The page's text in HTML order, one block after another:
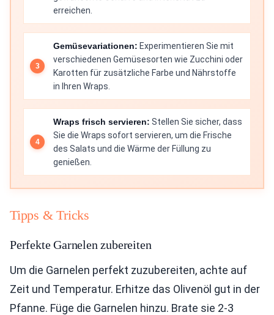
erreichen.
Gemüsevariationen: Experimentieren Sie mit
verschiedenen Gemüsesorten wie Zucchini oder
Karotten für zusätzliche Farbe und Nährstoffe
in Ihren Wraps.
Wraps frisch servieren: Stellen Sie sicher, dass
Sie die Wraps sofort servieren, um die Frische
des Salats und die Wärme der Füllung zu
genießen.
Tipps & Tricks
Perfekte Garnelen zubereiten
Um die Garnelen perfekt zuzubereiten, achte auf
Zeit und Temperatur. Erhitze das Olivenöl gut in der
Pfanne. Füge die Garnelen hinzu. Brate sie 2-3